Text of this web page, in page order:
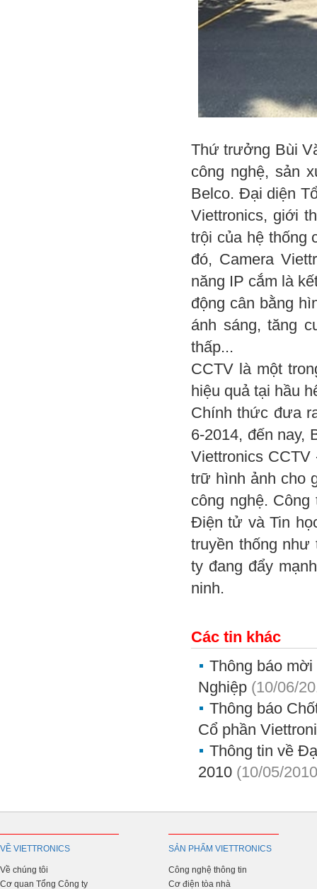
Thứ trưởng Bùi
công nghệ, sản
Belco. Đại diện
Viettronics, giới
trội của hệ thống
đó, Camera
năng IP cắm là
động cân bằng
ánh sáng, tăng
thấp...
CCTV là một
hiệu quả tại hầu
Chính thức đưa
6-2014, đến nay,
Viettronics CCTV
trữ hình ảnh cho
công nghệ.
Điện tử và Tin
truyền thống như
ty đang đẩy
ninh.
Các tin khác
Thông báo
Nghiệp (10/06/
Thông báo
Cổ phần
Thông tin về
2010 (10/05/
VỀ VIETTRONICS
Về chúng tôi
Cơ quan Tổng Công ty
SẢN PHẨM VIETTRONICS
Công nghệ thông tin
Cơ điện tòa nhà